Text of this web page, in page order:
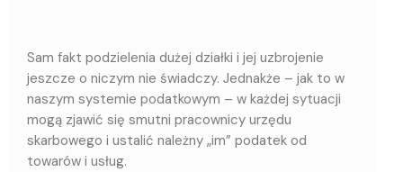
Sam fakt podzielenia dużej działki i jej uzbrojenie
jeszcze o niczym nie świadczy. Jednakże – jak to w
naszym systemie podatkowym – w każdej sytuacji
mogą zjawić się smutni pracownicy urzędu
skarbowego i ustalić należny „im” podatek od
towarów i usług.